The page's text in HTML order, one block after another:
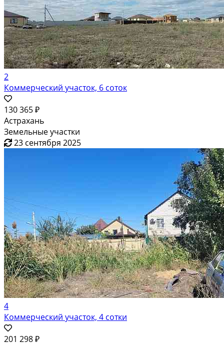
2
Коммерческий участок, 6 соток
130 365 ₽
Астрахань
Земельные участки
23 сентября 2025
4
Коммерческий участок, 4 сотки
201 298 ₽